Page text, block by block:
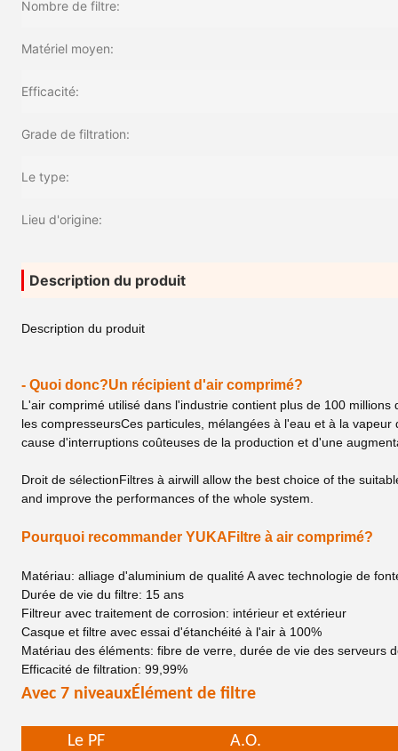
Nombre de filtre:
Matériel moyen:
Efficacité:
Grade de filtration:
Le type:
Lieu d'origine:
Description du produit
Description du produit
- Quoi donc?Un récipient d'air comprimé?
L'air comprimé utilisé dans l'industrie contient plus de 100
les compresseursCes particules, mélangées à l'eau et à la
cause d'interruptions coûteuses de la production et d'une
Droit de sélectionFiltres à airwill allow the best choice of the
and improve the performances of the whole system.
Pourquoi recommander YUKA Filtre à air comprimé?
Matériau: alliage d'aluminium de qualité A avec technologie de
Durée de vie du filtre: 15 ans
Filtreur avec traitement de corrosion: intérieur et extérieur
Casque et filtre avec essai d'étanchéité à l'air à 100%
Matériau des éléments: fibre de verre, durée de vie des serveurs
Efficacité de filtration: 99,99%
Avec 7 niveauxÉlément de filtre
Le PF A.O.